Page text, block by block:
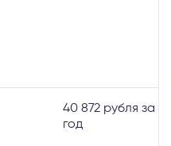
40 872 рубля за
год